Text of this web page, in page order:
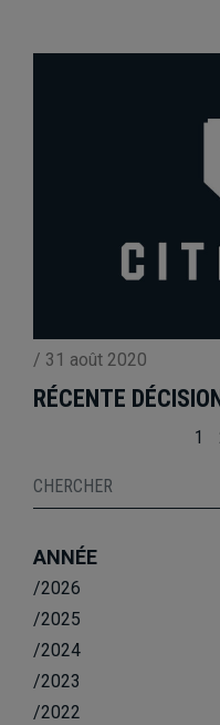
/ 31 août 2020
RÉCENTE
1
ANNÉE
/2026
/2025
/2024
/2023
/2022